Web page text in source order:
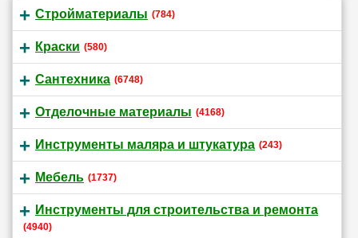
Стройматериалы (784)
Краски (580)
Сантехника (6748)
Отделочные материалы (4168)
Инструменты маляра и штукатура (243)
Мебель (1737)
Инструменты для строительства и ремонта
(4940)